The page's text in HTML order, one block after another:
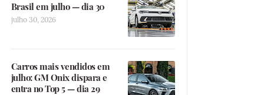
Brasil em julho — dia 30
julho 30, 2026
Carros mais vendidos em
julho: GM Onix dispara e
entra no Top 5 — dia 29